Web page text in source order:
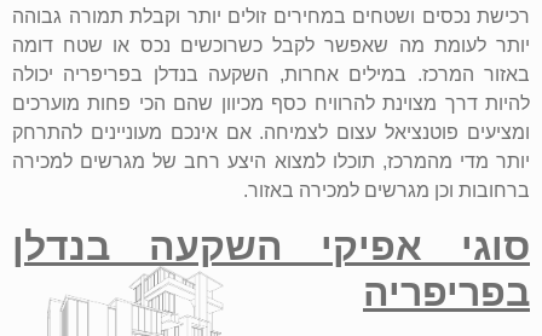
רכישת נכסים ושטחים במחירים זולים יותר וקבלת תמורה גבוהה
יותר לעומת מה שאפשר לקבל כשרוכשים נכס או שטח דומה
באזור המרכז. במילים אחרות, השקעה בנדלן בפריפריה יכולה
להיות דרך מצוינת להרוויח כסף מכיוון שהם הכי פחות מוערכים
ומציעים פוטנציאל עצום לצמיחה. אם אינכם מעוניינים להתרחק
יותר מדי מהמרכז, תוכלו למצוא היצע רחב של מגרשים למכירה
ברחובות וכן מגרשים למכירה באזור.
סוגי אפיקי השקעה בנדלן
בפריפריה